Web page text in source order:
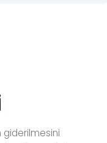
giderilmesini